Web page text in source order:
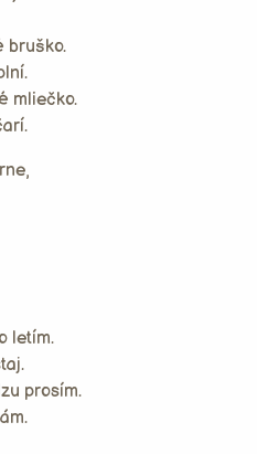
bruško.
mliečko.
letím.
prosím.